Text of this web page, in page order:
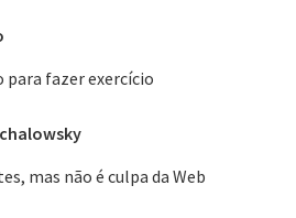
fazer exercício
mas não é culpa da Web